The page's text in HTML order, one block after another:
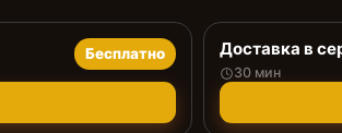
Бесплатно Доставка в
30 мин